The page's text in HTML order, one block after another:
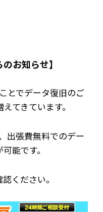
お知らせ】
とでデータ復旧のご
てきています。
出張費無料でのデー
能です。
ください。